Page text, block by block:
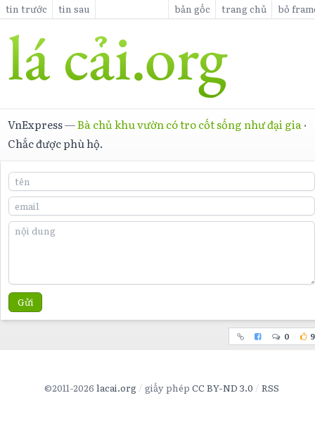
tin trước tin sau bản gốc trang chủ bỏ
VnExpress—Bà chủ khu vườn có tro cốt sống như đại gia ·
Chắc được phù hộ.
Gửi
0
©2011-2026 lacai.org giấy phép CC BY-ND 3.0 RSS